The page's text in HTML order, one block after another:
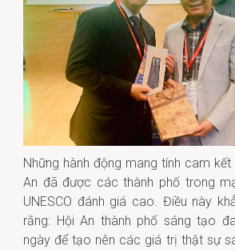
Những hành động mang tính cam
An đã được các thành phố trong
UNESCO đánh giá cao. Điều này
rằng: Hội An thành phố sáng tạo
ngày để tạo nên các giá trị thật sự